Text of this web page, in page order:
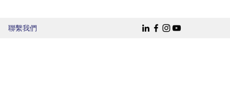
聯繫我們